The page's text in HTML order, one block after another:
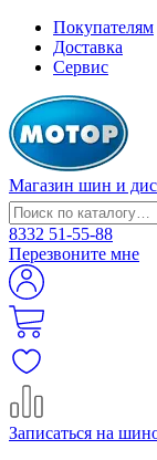
Покупателям
Доставка
Сервис
Магазин шин и
8332 51-55-88
Перезвоните мне
Записаться на